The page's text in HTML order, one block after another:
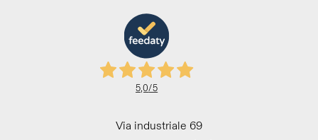
5,0/5
Via industriale 69